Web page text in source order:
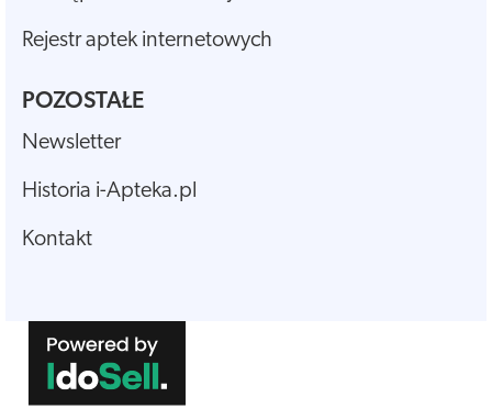
Rejestr aptek internetowych
POZOSTAŁE
Newsletter
Historia i-Apteka.pl
Kontakt